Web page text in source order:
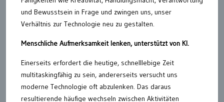
und Bewusstsein in Frage und zwingen uns, unser
Verhältnis zur Technologie neu zu gestalten.
Menschliche Aufmerksamkeit lenken, unterstützt von KI.
Einerseits erfordert die heutige, schnelllebige Zeit
multitaskingfähig zu sein, andererseits versucht uns
moderne Technologie oft abzulenken. Das daraus
resultierende häufige wechseln zwischen Aktivitäten